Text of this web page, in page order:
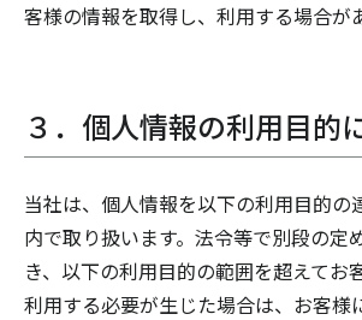
客様の情報を取得し、利用する場合が
３．個人情報の利用目的
当社は、個人情報を以下の利用目的の
内で取り扱います。法令等で別段の定
き、以下の利用目的の範囲を超えてお
利用する必要が生じた場合は、お客様